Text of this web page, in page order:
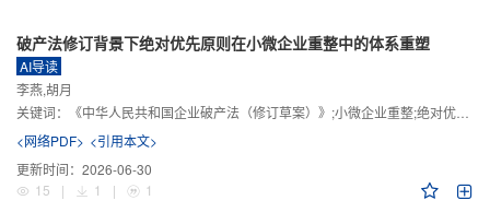
破产法修订背景下绝对优先原则在小微企业重整中的体系重塑
AI导读
李燕,胡月
关键词：
《中华人民共和国企业破产法（修订草案）》;小微企业重整;绝对优先原则;股东权益保留;预期可支配收入标准
<网络PDF> <引用本文>
更新时间： 2026-06-30
15
| 1 | 1